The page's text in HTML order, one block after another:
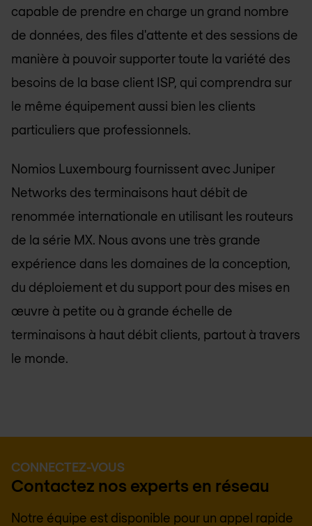
capable de prendre en charge un grand nombre
de données, des files d'attente et des sessions de
manière à pouvoir supporter toute la variété des
besoins de la base client ISP, qui comprendra sur
le même équipement aussi bien les clients
particuliers que professionnels.
Nomios Luxembourg fournissent avec Juniper
Networks des terminaisons haut débit de
renommée internationale en utilisant les routeurs
de la série MX. Nous avons une très grande
expérience dans les domaines de la conception,
du déploiement et du support pour des mises en
œuvre à petite ou à grande échelle de
terminaisons à haut débit clients, partout à travers
le monde.
CONNECTEZ-VOUS
Contactez nos experts en réseau
Notre équipe est disponible pour un appel rapide